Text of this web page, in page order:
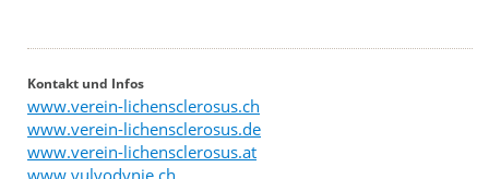
Kontakt und Infos
www.verein-lichensclerosus.ch
www.verein-lichensclerosus.de
www.verein-lichensclerosus.at
www.vulvodynie.ch